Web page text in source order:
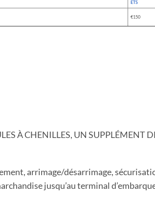
ETS
€150
À CHENILLES, UN SUPPLÉMENT
arrimage/désarrimage,
jusqu’au terminal